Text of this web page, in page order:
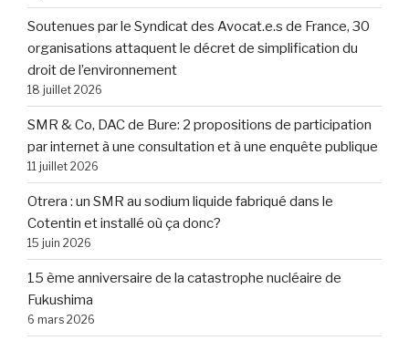
Soutenues par le Syndicat des Avocat.e.s de France, 30
organisations attaquent le décret de simplification du
droit de l’environnement
18 juillet 2026
SMR & Co, DAC de Bure: 2 propositions de participation
par internet à une consultation et à une enquête publique
11 juillet 2026
Otrera : un SMR au sodium liquide fabriqué dans le
Cotentin et installé où ça donc?
15 juin 2026
15 ème anniversaire de la catastrophe nucléaire de
Fukushima
6 mars 2026